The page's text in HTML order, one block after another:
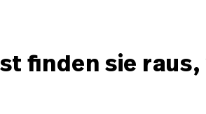
finden sie